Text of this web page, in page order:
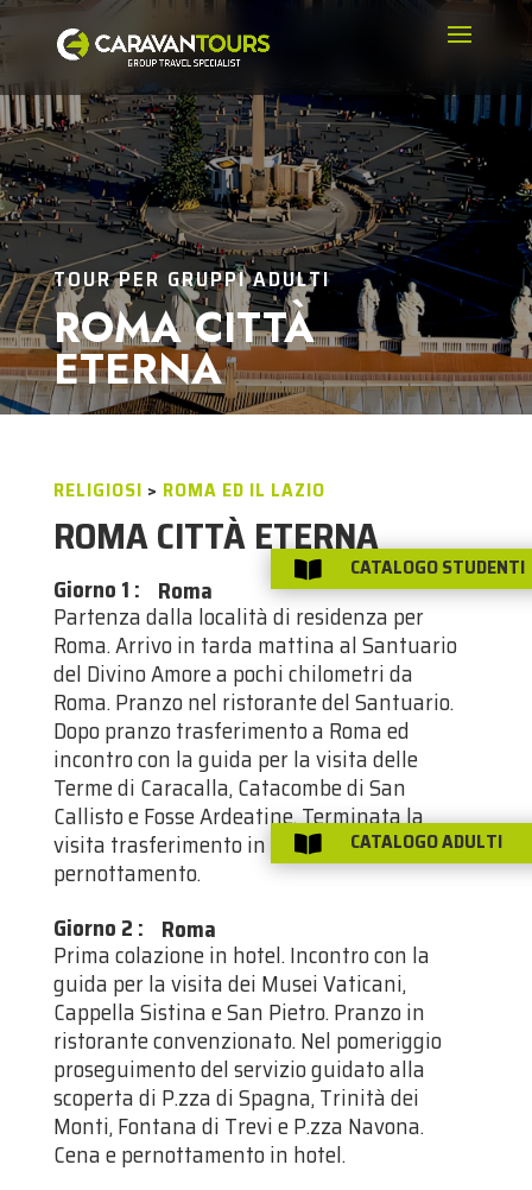
TOUR PER GRUPPI ADULTI
ROMA CITTÀ
ETERNA
RELIGIOSI > ROMA ED IL LAZIO
ROMA CITTÀ ETERNA
Giorno 1 : Roma
Partenza dalla località di residenza per
Roma. Arrivo in tarda mattina al Santuario
del Divino Amore a pochi chilometri da
Roma. Pranzo nel ristorante del Santuario.
Dopo pranzo trasferimento a Roma ed
incontro con la guida per la visita delle
Terme di Caracalla, Catacombe di San
Callisto e Fosse Ardeatine. Terminata la
visita trasferimento in hotel. Cena e
pernottamento.
Giorno 2 : Roma
Prima colazione in hotel. Incontro con la
guida per la visita dei Musei Vaticani,
Cappella Sistina e San Pietro. Pranzo in
ristorante convenzionato. Nel pomeriggio
proseguimento del servizio guidato alla
scoperta di P.zza di Spagna, Trinità dei
Monti, Fontana di Trevi e P.zza Navona.
Cena e pernottamento in hotel.
 CATALOGO STUDENTI
 CATALOGO ADULTI